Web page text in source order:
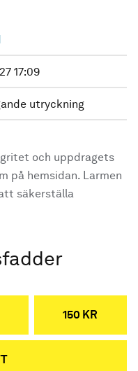
17:09
utryckning
och uppdragets
på hemsidan. Larmen
säkerställa
150 KR